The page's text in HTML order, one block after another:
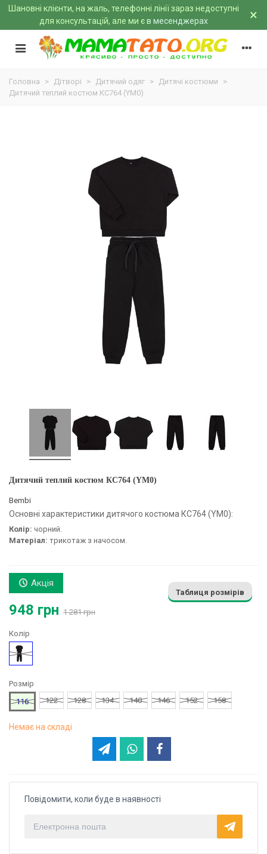
Шановні клієнти, на жаль, телефонні лінії зараз недоступні
для консультацій, але ми єв месенджерах ×
Головна > Дітворі > Дитячий одяг > Дитячі костюми
>
Дитячий теплий костюм КС764 (YM0)
Дитячий теплий костюм КС764 (YM0)
Bembi
Основні характеристики дитячого костюма КС764 (YM0):
Колір: чорний.
Матеріал: трикотаж з начосом.
Акція
948 грн 1 281 грн
Таблиця розмірів
Колір
Чорний
Розмір
116
122 128 134 140 146 152 158
Немає на складі
Повідомити, коли буде в наявності